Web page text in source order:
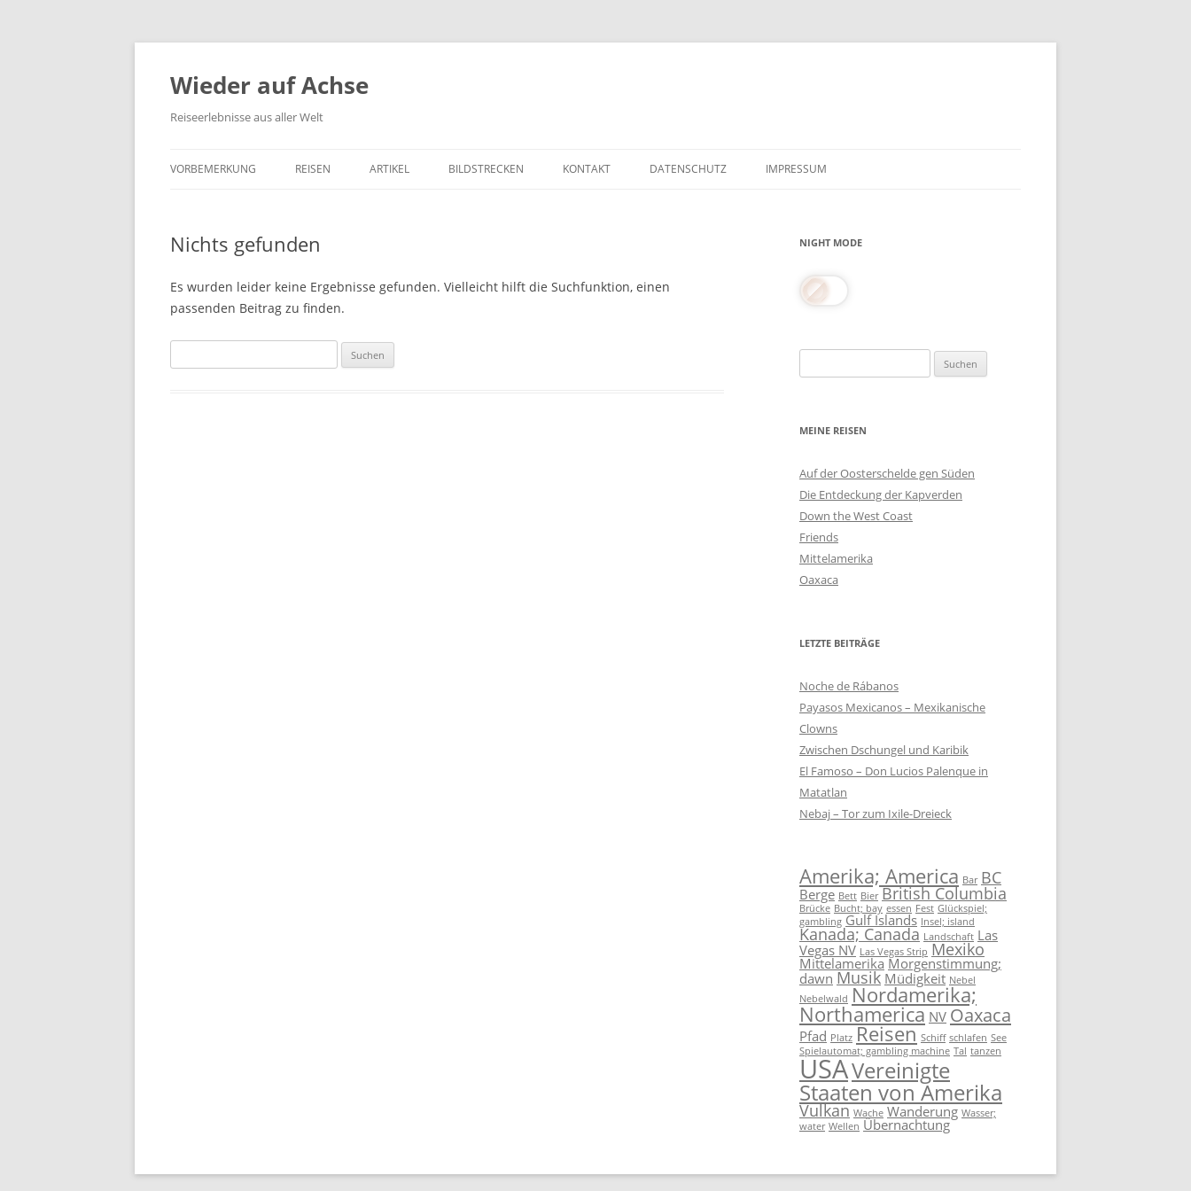
Wieder auf Achse
Reiseerlebnisse aus aller Welt
VORBEMERKUNG REISEN ARTIKEL BILDSTRECKEN KONTAKT DATENSCHUTZ IMPRESSUM
Nichts gefunden
Es wurden leider keine Ergebnisse gefunden. Vielleicht hilft die Suchfunktion, einen
passenden Beitrag zu finden.
nach:
NIGHT MODE
nach:
MEINE REISEN
Auf der Oosterschelde gen Süden
Die Entdeckung der Kapverden
Down the West Coast
Friends
Mittelamerika
Oaxaca
LETZTE BEITRÄGE
Noche de Rábanos
Payasos Mexicanos – Mexikanische
Clowns
Zwischen Dschungel und Karibik
El Famoso – Don Lucios Palenque in
Matatlan
Nebaj – Tor zum Ixile-Dreieck
Amerika; America Bar BC
Berge Bett Bier British Columbia
Brücke Bucht; bay essen Fest Glückspiel;
gambling Gulf Islands Insel; island
Kanada; Canada Landschaft Las
Vegas NV Las Vegas Strip Mexiko
Mittelamerika Morgenstimmung;
dawn Musik Müdigkeit Nebel
Nebelwald Nordamerika;
Northamerica NV Oaxaca
Pfad Platz Reisen Schiff schlafen See
Spielautomat; gambling machine Tal tanzen
USAVereinigte
Staaten von Amerika
Vulkan Wache Wanderung Wasser;
water Wellen Übernachtung